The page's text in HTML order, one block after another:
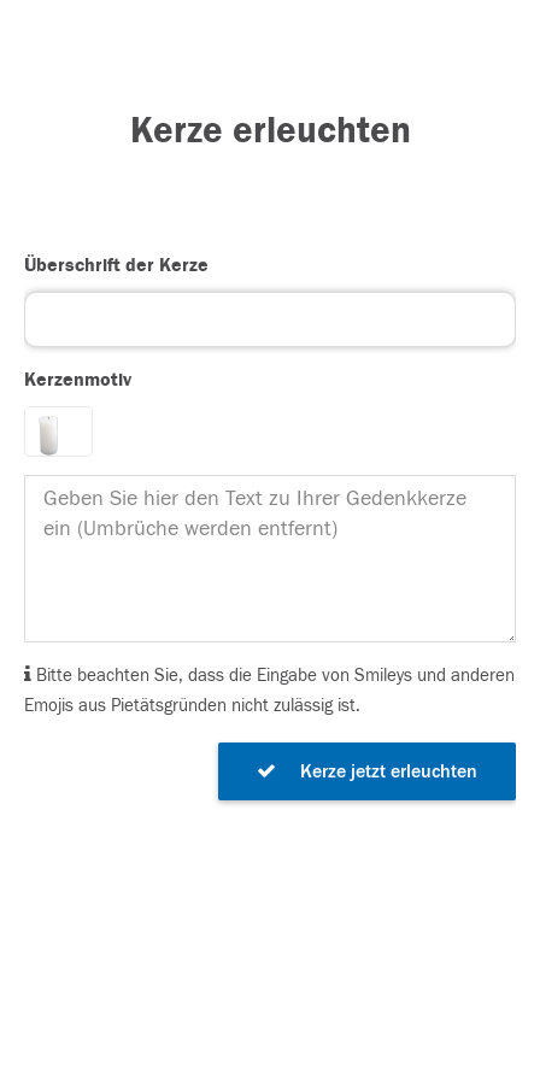
Kerze erleuchten
Überschrift der Kerze
Kerzenmotiv
Bitte beachten Sie, dass die Eingabe von Smileys und anderen
Emojis aus Pietätsgründen nicht zulässig ist.
Kerze jetzt erleuchten